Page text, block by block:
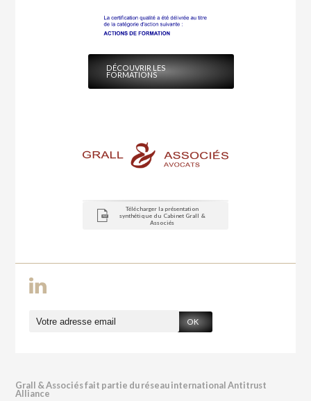
DÉCOUVRIR LES
FORMATIONS
Télécharger la présentation
synthétique du Cabinet Grall &
Associés
OK
Grall & Associés fait partie du réseau international Antitrust
Alliance